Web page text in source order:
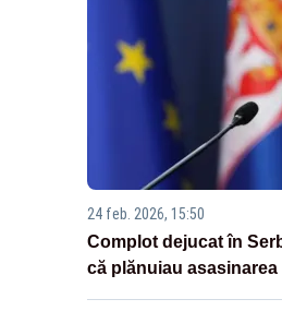
24 feb. 2026, 15:50
Complot dejucat în
că plănuiau